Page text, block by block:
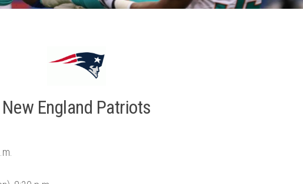
New England Patriots